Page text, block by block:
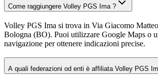
Come raggiungere Volley PGS Ima ?
Volley PGS Ima si trova in Via Giacomo
Bologna (BO). Puoi utilizzare Google Maps o
navigazione per ottenere indicazioni precise.
A quali federazioni od enti è affiliata Volley PGS